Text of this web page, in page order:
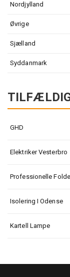
Nordjylland
Øvrige
Sjælland
Syddanmark
GHD
Elektriker Vesterbro
Professionelle
Isolering I Odense
Kartell Lampe